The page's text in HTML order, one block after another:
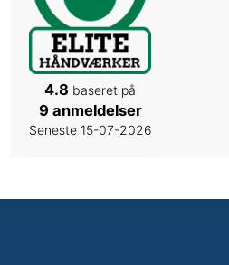
4.8 baseret på
9 anmeldelser
Seneste 15-07-2026